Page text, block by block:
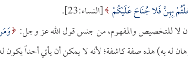
بِهِنَّ فَلا جُنَاحَ عَلَيْكُمْ [النساء:23].
لا للتخصيص والمفهوم، من جنس قول الله عز وجل:
(لا برهان له به) هذه صفة كاشفة؛ لأنه لا يمكن أن يأتي أحداً